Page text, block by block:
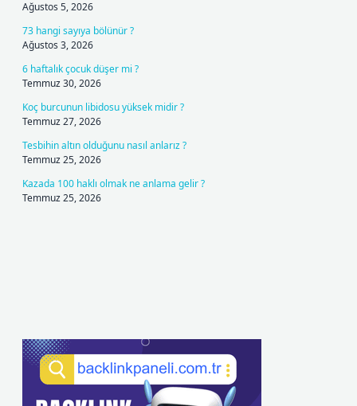
Ağustos 5, 2026
73 hangi sayıya bölünür ?
Ağustos 3, 2026
6 haftalık çocuk düşer mi ?
Temmuz 30, 2026
Koç burcunun libidosu yüksek midir ?
Temmuz 27, 2026
Tesbihin altın olduğunu nasıl anlarız ?
Temmuz 25, 2026
Kazada 100 haklı olmak ne anlama gelir ?
Temmuz 25, 2026